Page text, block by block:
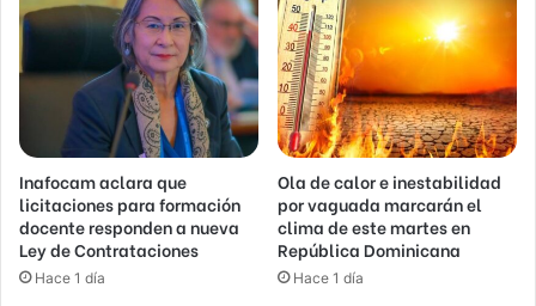
Inafocam aclara que
licitaciones para formación
docente responden a nueva
Ley de Contrataciones
Hace 1 día
Ola de calor e inestabilidad
por vaguada marcarán el
clima de este martes en
República Dominicana
Hace 1 día